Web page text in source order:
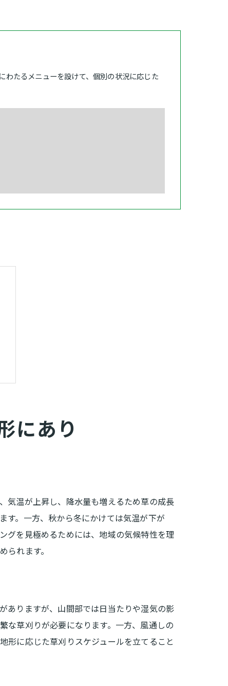
わたるメニューを設けて、個別の状況に応じた
にあり
気温が上昇し、降水量も増えるため草の成長
す。一方、秋から冬にかけては気温が下が
グを見極めるためには、地域の気候特性を理
れます。
ありますが、山間部では日当たりや湿気の影
な草刈りが必要になります。一方、風通しの
形に応じた草刈りスケジュールを立てること